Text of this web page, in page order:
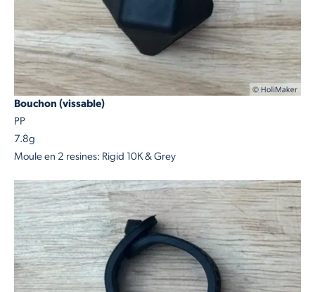
Bouchon (vissable)
PP
7.8g
Moule en 2 resines: Rigid 10K & Grey